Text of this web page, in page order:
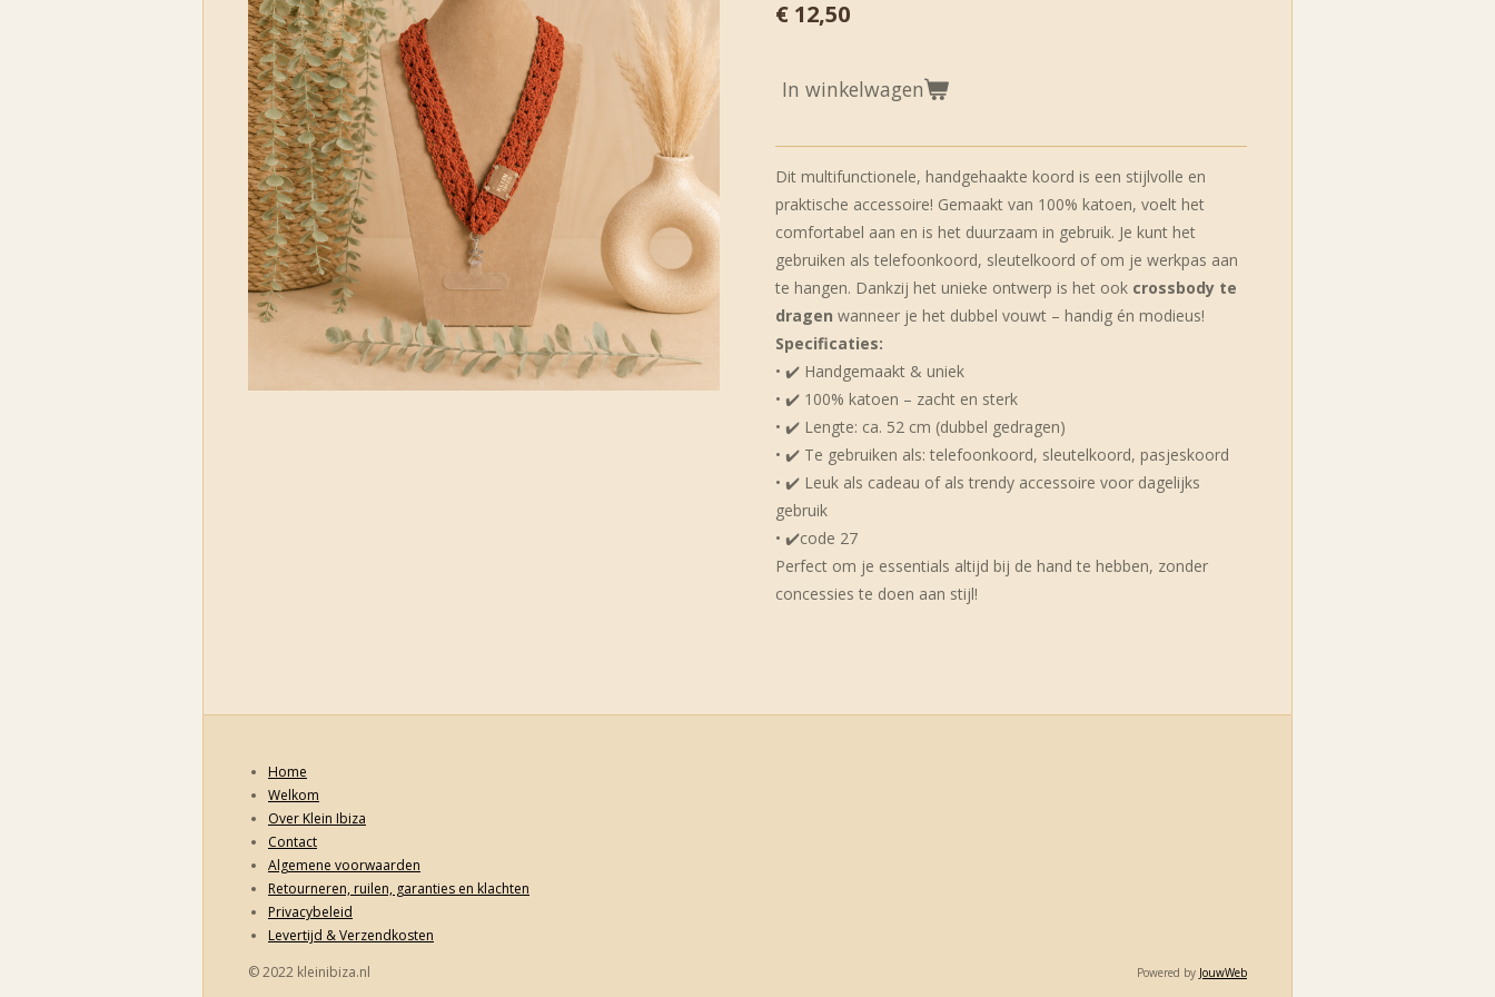
€ 12,50
In winkelwagen
Dit multifunctionele, handgehaakte koord is een stijlvolle en
praktische accessoire! Gemaakt van 100% katoen, voelt het
comfortabel aan en is het duurzaam in gebruik. Je kunt het
gebruiken als telefoonkoord, sleutelkoord of om je werkpas aan
te hangen. Dankzij het unieke ontwerp is het ook crossbody te
dragen wanneer je het dubbel vouwt – handig én modieus!
Specificaties:
• ✔️ Handgemaakt & uniek
• ✔️ 100% katoen – zacht en sterk
• ✔️ Lengte: ca. 52 cm (dubbel gedragen)
• ✔️ Te gebruiken als: telefoonkoord, sleutelkoord, pasjeskoord
• ✔️ Leuk als cadeau of als trendy accessoire voor dagelijks
gebruik
• ✔️code 27
Perfect om je essentials altijd bij de hand te hebben, zonder
concessies te doen aan stijl!
Home
Welkom
Over Klein Ibiza
Contact
Algemene voorwaarden
Retourneren, ruilen, garanties en klachten
Privacybeleid
Levertijd & Verzendkosten
© 2022 kleinibiza.nl
Powered by JouwWeb